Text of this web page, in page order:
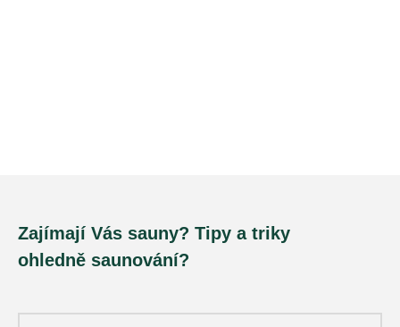
Zajímají Vás sauny? Tipy a triky
ohledně saunování?